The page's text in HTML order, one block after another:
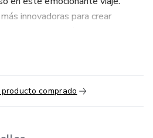
innovadoras para crear
de comercialización
Aquí te lo contamos:
comprado